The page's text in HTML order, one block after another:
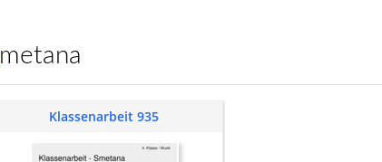
Smetana
Klassenarbeit 935